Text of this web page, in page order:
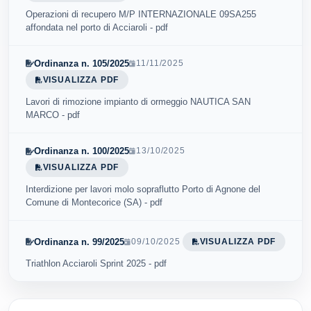
Operazioni di recupero M/P INTERNAZIONALE 09SA255
affondata nel porto di Acciaroli - pdf
Ordinanza n. 105/2025
11/11/2025
VISUALIZZA PDF
Lavori di rimozione impianto di ormeggio NAUTICA SAN
MARCO - pdf
Ordinanza n. 100/2025
13/10/2025
VISUALIZZA PDF
Interdizione per lavori molo sopraflutto Porto di Agnone del
Comune di Montecorice (SA) - pdf
Ordinanza n. 99/2025 09/10/2025 VISUALIZZA PDF
Triathlon Acciaroli Sprint 2025 - pdf